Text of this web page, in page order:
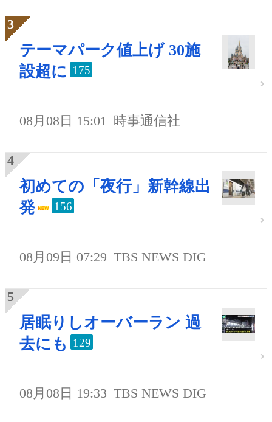
テーマパーク値上げ 30施
設超に 175
08月08日 15:01 時事通信社
初めての「夜行」新幹線出
発
156
08月09日 07:29 TBS NEWS DIG
居眠りしオーバーラン 過
去にも
129
08月08日 19:33 TBS NEWS DIG